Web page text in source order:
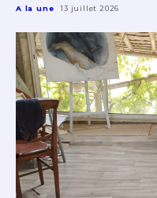
A la une 13 juillet 2026